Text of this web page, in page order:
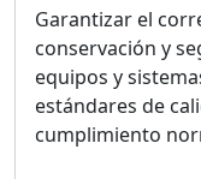
Garantizar el
conservación y
equipos y
estándares de
cumplimiento